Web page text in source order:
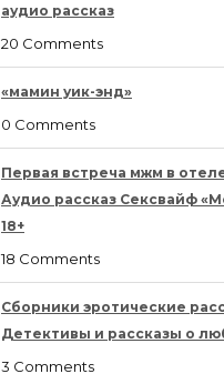
аудио рассказ
20 Comments
«мамин уик-энд»
0 Comments
Первая встреча мжм в
Аудио рассказ Сексвайф
18+
18 Comments
Сборники эротические
Детективы и рассказы о
3 Comments